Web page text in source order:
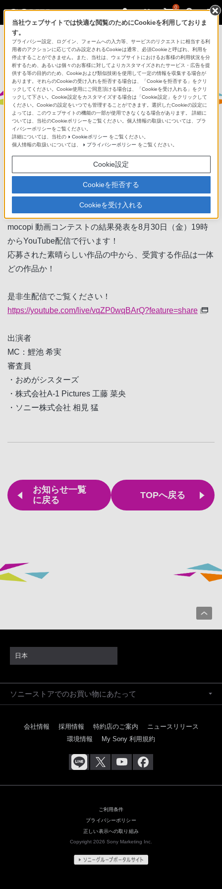
0
モバイルモーションキャプチャー mocopi（モコピ）
mocopi 動画コンテストの結果発表を8月
30日（金）19時から生配信！
mocopi 動画コンテストの結果発表を8月30日（金）19時
からYouTube配信で行います！
応募された素晴らしい作品の中から、受賞する作品は一体
どの作品か！
是非生配信でご覧ください！
https://youtube.com/live/vqZP0wqBArQ?feature=share
出演者
MC：鯉池 希実
審査員
・おめがシスターズ
・株式会社A-1 Pictures 工藤 菜央
・ソニー株式会社 相見 猛
お知らせ一覧
に戻る
TOPへ戻る
日本
ソニーストアでのお買い物にあたって
会社情報 採用情報 特約店のご案内
ニュースリリース
環境情報
My Sony 利用規約
ご利用条件
プライバシーポリシー
正しい表示への取り組み
Copyright 2026 Sony Marketing Inc.
当社ウェブサイトでは快適な閲覧のためにCookieを利用しておりま
す。
プライバシー設定、ログイン、フォームへの入力等、サービスのリクエストに相当する利
用者のアクションに応じてのみ設定されるCookieは通常、必須Cookieと呼ばれ、利用を
停止することができません。また、当社は、ウェブサイトにおけるお客様の利用状況を分
析するため、あるいは個々のお客様に対してよりカスタマイズされたサービス・広告を提
供する等の目的のため、Cookieおよび類似技術を使用して一定の情報を収集する場合が
あります。それらのCookieの受け入れを拒否する場合は、「Cookieを拒否する」をクリ
ックしてください。Cookie使用にご同意頂ける場合は、「Cookieを受け入れる」をクリ
ックして下さい。Cookie設定をカスタマイズする場合は「Cookie設定」をクリックして
ください。Cookieの設定をいつでも管理することができます。選択したCookieの設定に
よっては、このウェブサイトの機能の一部が使用できなくなる場合があります。 詳細に
ついては、当社のCookieポリシーをご覧ください。個人情報の取扱いについては、プラ
イバシーポリシーをご覧ください。
詳細については、当社の
Cookieポリシー をご覧ください。
個人情報の取扱いについては、
プライバシーポリシー をご覧ください。
Cookie設定
Cookieを拒否する
Cookieを受け入れる